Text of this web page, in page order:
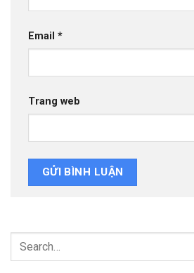
Email *
Trang web